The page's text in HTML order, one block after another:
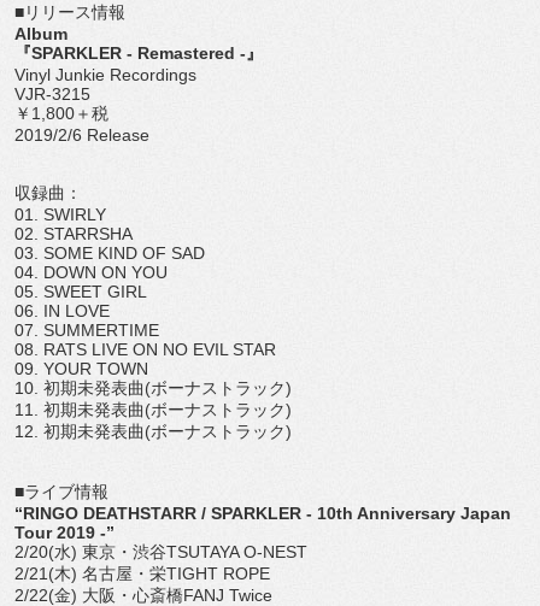
■リリース情報
Album
『SPARKLER - Remastered -』
Vinyl Junkie Recordings
VJR-3215
￥1,800＋税
2019/2/6 Release
収録曲：
01. SWIRLY
02. STARRSHA
03. SOME KIND OF SAD
04. DOWN ON YOU
05. SWEET GIRL
06. IN LOVE
07. SUMMERTIME
08. RATS LIVE ON NO EVIL STAR
09. YOUR TOWN
10. 初期未発表曲(ボーナストラック)
11. 初期未発表曲(ボーナストラック)
12. 初期未発表曲(ボーナストラック)
■ライブ情報
“RINGO DEATHSTARR / SPARKLER - 10th Anniversary Japan
Tour 2019 -”
2/20(水) 東京・渋谷TSUTAYA O-NEST
2/21(木) 名古屋・栄TIGHT ROPE
2/22(金) 大阪・心斎橋FANJ Twice